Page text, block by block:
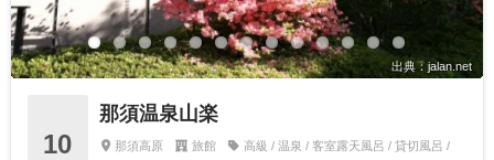
出典：jalan.net
10
那須温泉山楽
那須高原 旅館 高級 / 温泉 / 客室露天風呂 / 貸切風呂 /